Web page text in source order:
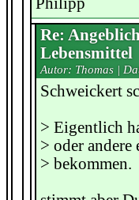
Re:
Lebensmittel
Autor: Thomas |
Schweickert
> Eigentlich
> oder
> bekommen.